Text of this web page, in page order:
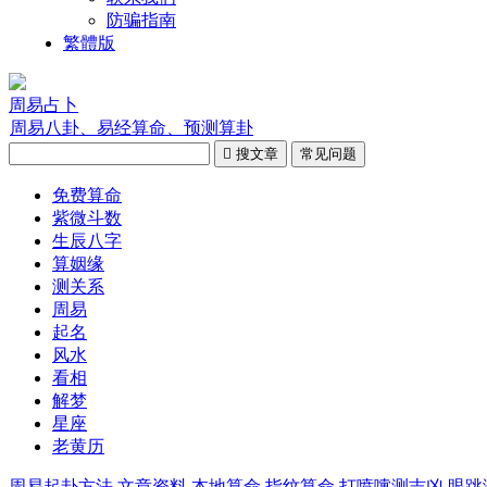
防骗指南
繁體版
周易占卜
周易八卦、易经算命、预测算卦
 搜文章 常见问题
免费算命
紫微斗数
生辰八字
算姻缘
测关系
周易
起名
风水
看相
解梦
星座
老黄历